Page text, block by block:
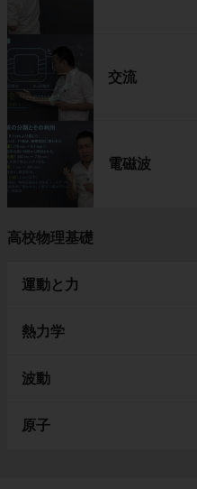
交流
電磁波
高校物理基礎
運動と力
熱力学
波動
原子